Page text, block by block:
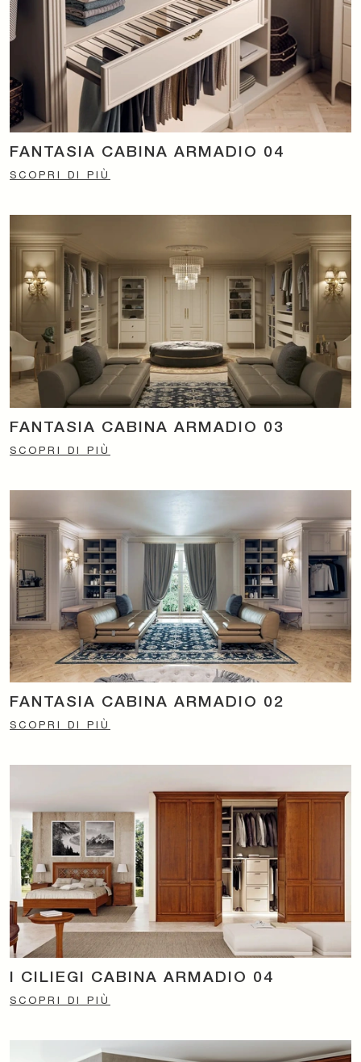
FANTASIA CABINA ARMADIO 04
SCOPRI DI PIÙ
FANTASIA CABINA ARMADIO 03
SCOPRI DI PIÙ
FANTASIA CABINA ARMADIO 02
SCOPRI DI PIÙ
I CILIEGI CABINA ARMADIO 04
SCOPRI DI PIÙ